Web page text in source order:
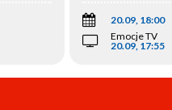
20.09, 18:00
Emocje TV
20.09, 17:55